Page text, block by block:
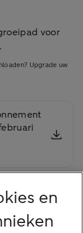
voor
Upgrade uw
en